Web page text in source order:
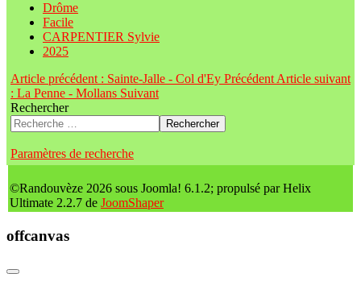
Drôme
Facile
CARPENTIER Sylvie
2025
Article précédent : Sainte-Jalle - Col d'Ey Précédent Article suivant
: La Penne - Mollans Suivant
Rechercher
Rechercher
Paramètres de recherche
©Randouvèze 2026 sous Joomla! 6.1.2; propulsé par Helix
Ultimate 2.2.7 de JoomShaper
offcanvas